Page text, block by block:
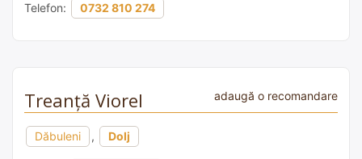
Telefon: 0732 810 274
Treanță Viorel adaugă o recomandare
Dăbuleni , Dolj